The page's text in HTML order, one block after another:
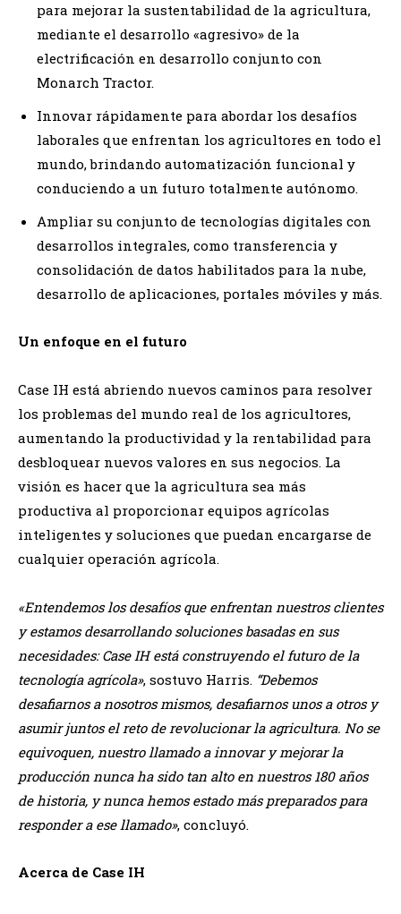
para mejorar la sustentabilidad de la agricultura,
mediante el desarrollo «agresivo» de la
electrificación en desarrollo conjunto con
Monarch Tractor.
Innovar rápidamente para abordar los desafíos
laborales que enfrentan los agricultores en todo el
mundo, brindando automatización funcional y
conduciendo a un futuro totalmente autónomo.
Ampliar su conjunto de tecnologías digitales con
desarrollos integrales, como transferencia y
consolidación de datos habilitados para la nube,
desarrollo de aplicaciones, portales móviles y más.
Un enfoque en el futuro
Case IH está abriendo nuevos caminos para resolver
los problemas del mundo real de los agricultores,
aumentando la productividad y la rentabilidad para
desbloquear nuevos valores en sus negocios. La
visión es hacer que la agricultura sea más
productiva al proporcionar equipos agrícolas
inteligentes y soluciones que puedan encargarse de
cualquier operación agrícola.
«Entendemos los desafíos que enfrentan nuestros clientes
y estamos desarrollando soluciones basadas en sus
necesidades: Case IH está construyendo el futuro de la
tecnología agrícola», sostuvo Harris. “Debemos
desafiarnos a nosotros mismos, desafiarnos unos a otros y
asumir juntos el reto de revolucionar la agricultura. No se
equivoquen, nuestro llamado a innovar y mejorar la
producción nunca ha sido tan alto en nuestros 180 años
de historia, y nunca hemos estado más preparados para
responder a ese llamado», concluyó.
Acerca de Case IH